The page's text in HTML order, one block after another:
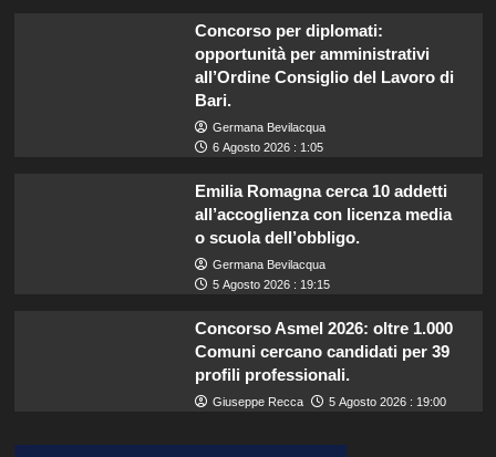
Concorso per diplomati:
opportunità per amministrativi
all’Ordine Consiglio del Lavoro di
Bari.
Germana Bevilacqua
6 Agosto 2026 : 1:05
Emilia Romagna cerca 10 addetti
all’accoglienza con licenza media
o scuola dell’obbligo.
Germana Bevilacqua
5 Agosto 2026 : 19:15
Concorso Asmel 2026: oltre 1.000
Comuni cercano candidati per 39
profili professionali.
Giuseppe Recca 5 Agosto 2026 : 19:00